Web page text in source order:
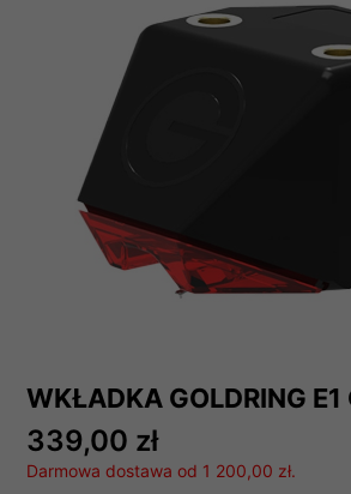
WKŁADKA GOLDRING
339,00 zł
Darmowa dostawa od 1 200,00 zł.